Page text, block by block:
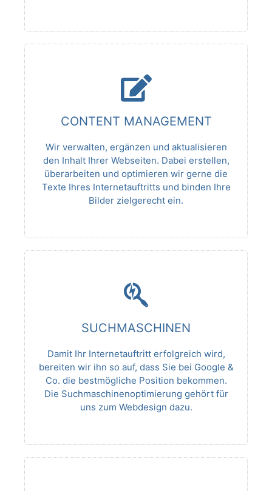
CONTENT MANAGEMENT
Wir verwalten, ergänzen und aktualisieren
den Inhalt Ihrer Webseiten. Dabei erstellen,
überarbeiten und optimieren wir gerne die
Texte Ihres Internetauftritts und binden Ihre
Bilder zielgerecht ein.
SUCHMASCHINEN
Damit Ihr Internetauftritt erfolgreich wird,
bereiten wir ihn so auf, dass Sie bei Google &
Co. die bestmögliche Position bekommen.
Die Suchmaschinenoptimierung gehört für
uns zum Webdesign dazu.